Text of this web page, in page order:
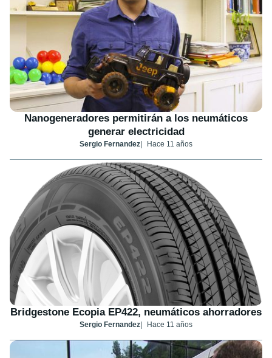
Nanogeneradores permitirán a los neumáticos
generar electricidad
Sergio Fernandez Hace 11 años
Bridgestone Ecopia EP422, neumáticos ahorradores
Sergio Fernandez Hace 11 años